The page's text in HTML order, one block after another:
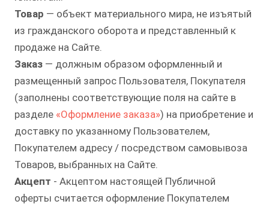
Товар — объект материального мира, не изъятый
из гражданского оборота и представленный к
продаже на Сайте.
Заказ — должным образом оформленный и
размещенный запрос Пользователя, Покупателя
(заполнены соответствующие поля на сайте в
разделе «Оформление заказа») на приобретение и
доставку по указанному Пользователем,
Покупателем адресу / посредством самовывоза
Товаров, выбранных на Сайте.
Акцепт - Акцептом настоящей Публичной
оферты считается оформление Покупателем